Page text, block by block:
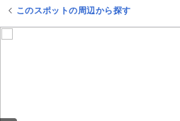
このスポットの周辺から探す